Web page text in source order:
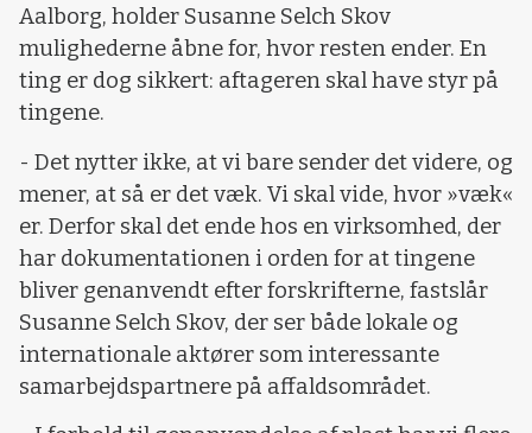
Aalborg, holder Susanne Selch Skov
mulighederne åbne for, hvor resten ender. En
ting er dog sikkert: aftageren skal have styr på
tingene.
- Det nytter ikke, at vi bare sender det videre, og
mener, at så er det væk. Vi skal vide, hvor »væk«
er. Derfor skal det ende hos en virksomhed, der
har dokumentationen i orden for at tingene
bliver genanvendt efter forskrifterne, fastslår
Susanne Selch Skov, der ser både lokale og
internationale aktører som interessante
samarbejdspartnere på affaldsområdet.